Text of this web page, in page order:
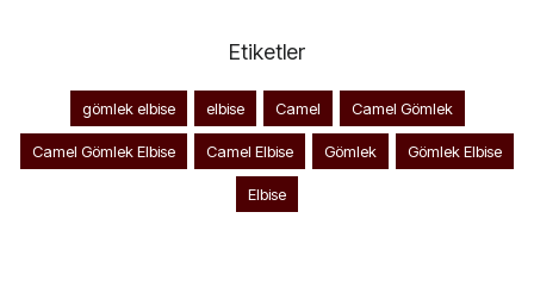
Etiketler
gömlek elbise elbise Camel Camel Gömlek
Camel Gömlek Elbise Camel Elbise Gömlek Gömlek Elbise
Elbise